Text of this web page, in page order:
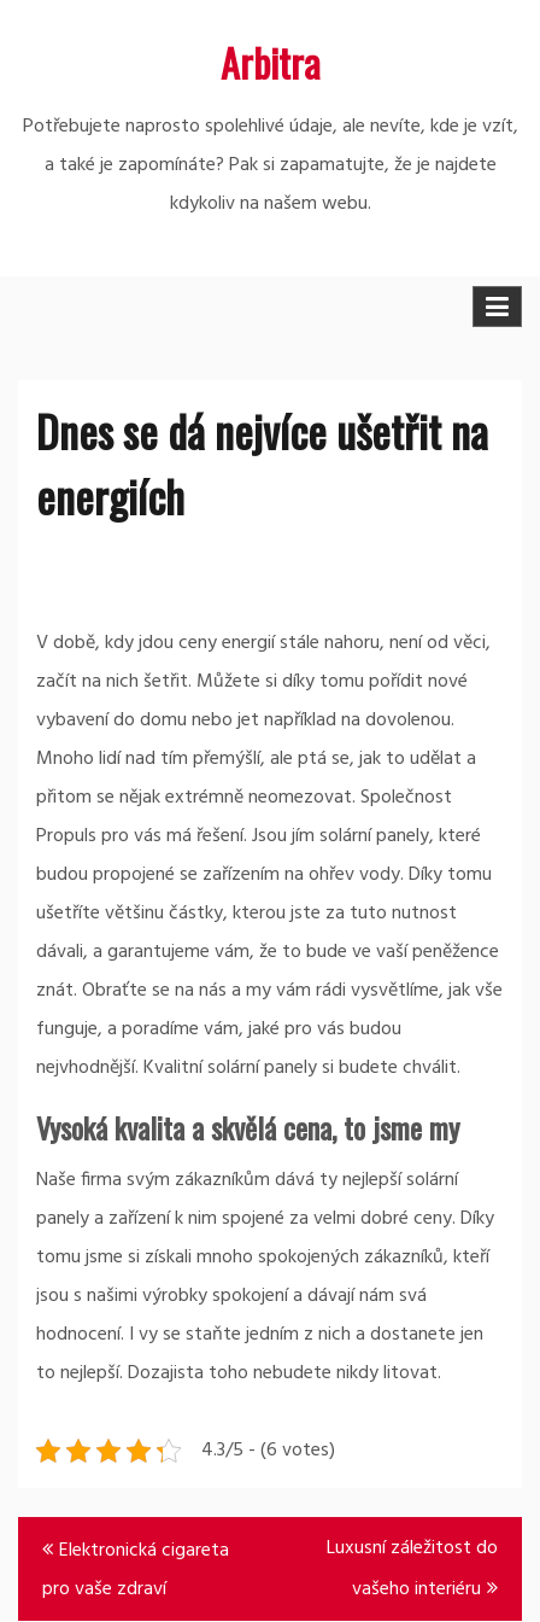
Arbitra
Potřebujete naprosto spolehlivé údaje, ale nevíte, kde je vzít,
a také je zapomínáte? Pak si zapamatujte, že je najdete
kdykoliv na našem webu.
Dnes se dá nejvíce ušetřit na
energiích
V době, kdy jdou ceny energií stále nahoru, není od věci,
začít na nich šetřit. Můžete si díky tomu pořídit nové
vybavení do domu nebo jet například na dovolenou.
Mnoho lidí nad tím přemýšlí, ale ptá se, jak to udělat a
přitom se nějak extrémně neomezovat. Společnost
Propuls pro vás má řešení. Jsou jím solární panely, které
budou propojené se zařízením na ohřev vody. Díky tomu
ušetříte většinu částky, kterou jste za tuto nutnost
dávali, a garantujeme vám, že to bude ve vaší peněžence
znát. Obraťte se na nás a my vám rádi vysvětlíme, jak vše
funguje, a poradíme vám, jaké pro vás budou
nejvhodnější. Kvalitnísolární panelysi budete chválit.
Vysoká kvalita a skvělá cena, to jsme my
Naše firma svým zákazníkům dává ty nejlepší solární
panely a zařízení k nim spojené za velmi dobré ceny. Díky
tomu jsme si získali mnoho spokojených zákazníků, kteří
jsou s našimi výrobky spokojení a dávají nám svá
hodnocení. I vy se staňte jedním z nich a dostanete jen
to nejlepší. Dozajista toho nebudete nikdy litovat.
4.3/5 - (6 votes)
Navigace
pro
Elektronická cigareta
pro vaše zdraví
Luxusní záležitost do
vašeho interiéru